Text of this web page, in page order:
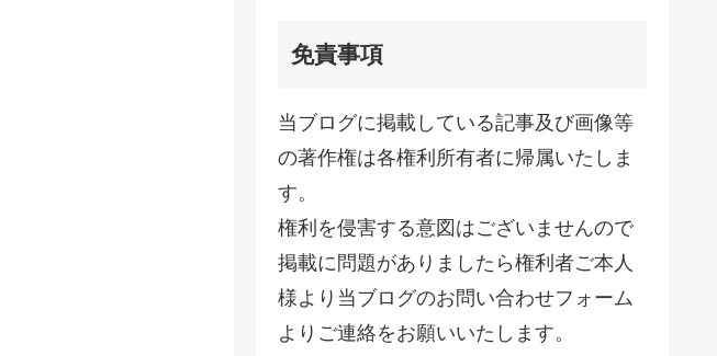
免責事項
当ブログに掲載している記事及び画像等
の著作権は各権利所有者に帰属いたしま
す。
権利を侵害する意図はございませんので
掲載に問題がありましたら権利者ご本人
様より当ブログのお問い合わせフォーム
よりご連絡をお願いいたします。